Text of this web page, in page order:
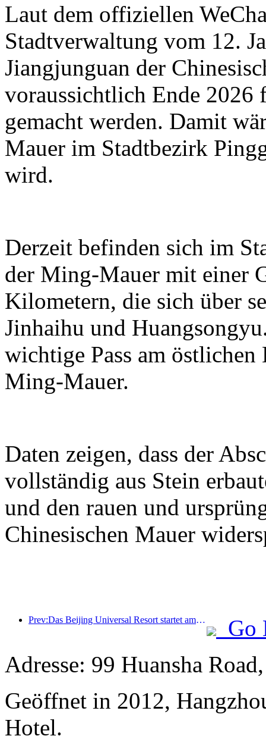
Laut dem offiziellen
Stadtverwaltung vom 12.
Jiangjunguan der
voraussichtlich Ende
gemacht werden. Damit
Mauer im Stadtbezirk
wird.
Derzeit befinden sich im
der Ming-Mauer mit einer
Kilometern, die sich über
Jinhaihu und
wichtige Pass am
Ming-Mauer.
Daten zeigen, dass der
vollständig aus Stein
und den rauen und
Chinesischen Mauer
Prev:Das Beijing Universal Resort startet am 23. Januar sein 40-tägiges Universal Chinese New Year Event.
Go
Adresse: 99 Huansha
Geöffnet in 2012,
Hotel.